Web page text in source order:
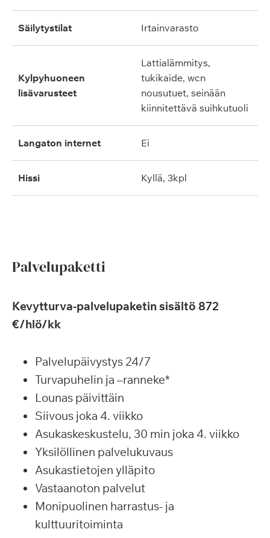
säilytystilat irtainvarasto
kylpyhuoneen
lisävarusteet
lattialämmitys,
tukikaide, wcn
nousutuet, seinään
kiinnitettävä suihkutuoli
langaton internet ei
hissi kyllä, 3kpl
Palvelupaketti
Kevytturva-palvelupaketin sisältö 872
€/hlö/kk
Palvelupäivystys 24/7
Turvapuhelin ja –ranneke*
Lounas päivittäin
Siivous joka 4. viikko
Asukaskeskustelu, 30 min joka 4. viikko
Yksilöllinen palvelukuvaus
Asukastietojen ylläpito
Vastaanoton palvelut
Monipuolinen harrastus- ja
kulttuuritoiminta